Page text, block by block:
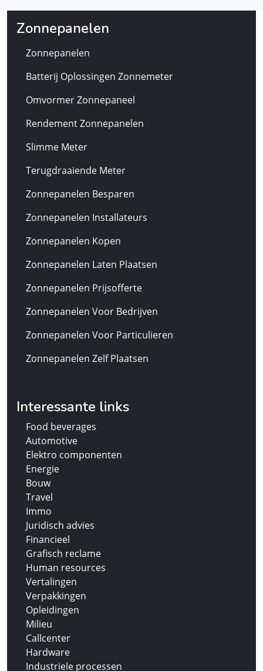
Zonnepanelen
Zonnepanelen
Batterij Oplossingen Zonnemeter
Omvormer Zonnepaneel
Rendement Zonnepanelen
Slimme Meter
Terugdraaiende Meter
Zonnepanelen Besparen
Zonnepanelen Installateurs
Zonnepanelen Kopen
Zonnepanelen Laten Plaatsen
Zonnepanelen Prijsofferte
Zonnepanelen Voor Bedrijven
Zonnepanelen Voor Particulieren
Zonnepanelen Zelf Plaatsen
Interessante links
Food beverages
Automotive
Elektro componenten
Energie
Bouw
Travel
Immo
Juridisch advies
Financieel
Grafisch reclame
Human resources
Vertalingen
Verpakkingen
Opleidingen
Milieu
Callcenter
Hardware
Industriele processen